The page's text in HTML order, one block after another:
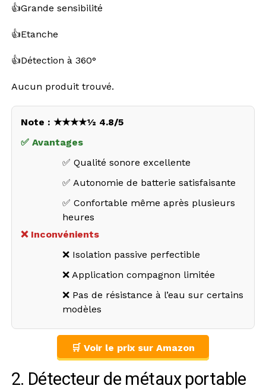
👍Grande sensibilité
👍Etanche
👍Détection à 360°
Aucun produit trouvé.
Note : ★★★★½ 4.8/5
✅ Avantages
✅ Qualité sonore excellente
✅ Autonomie de batterie satisfaisante
✅ Confortable même après plusieurs
heures
❌ Inconvénients
❌ Isolation passive perfectible
❌ Application compagnon limitée
❌ Pas de résistance à l’eau sur certains
modèles
🛒 Voir le prix sur Amazon
2. Détecteur de métaux portable